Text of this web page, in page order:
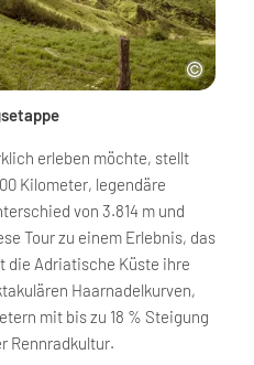
erleben möchte, stellt
Kilometer, legendäre
von 3.814 m und
Tour zu einem Erlebnis, das
die Adriatische Küste ihre
Haarnadelkurven,
mit bis zu 18 % Steigung
Rennradkultur.